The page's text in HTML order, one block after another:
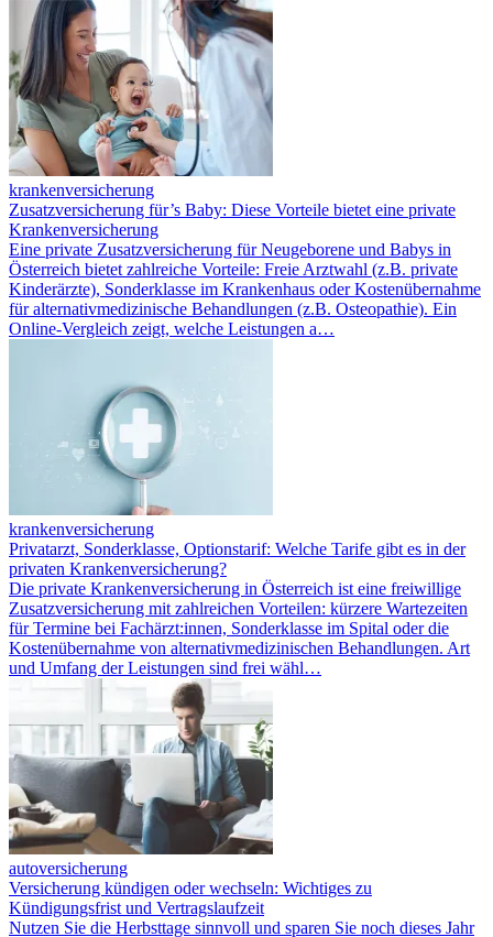
krankenversicherung
Zusatzversicherung für’s Baby: Diese Vorteile bietet eine private
Krankenversicherung
Eine private Zusatzversicherung für Neugeborene und Babys in
Österreich bietet zahlreiche Vorteile: Freie Arztwahl (z.B. private
Kinderärzte), Sonderklasse im Krankenhaus oder Kostenübernahme
für alternativmedizinische Behandlungen (z.B. Osteopathie). Ein
Online-Vergleich zeigt, welche Leistungen a…
krankenversicherung
Privatarzt, Sonderklasse, Optionstarif: Welche Tarife gibt es in der
privaten Krankenversicherung?
Die private Krankenversicherung in Österreich ist eine freiwillige
Zusatzversicherung mit zahlreichen Vorteilen: kürzere Wartezeiten
für Termine bei Fachärzt:innen, Sonderklasse im Spital oder die
Kostenübernahme von alternativmedizinischen Behandlungen. Art
und Umfang der Leistungen sind frei wähl…
autoversicherung
Versicherung kündigen oder wechseln: Wichtiges zu
Kündigungsfrist und Vertragslaufzeit
Nutzen Sie die Herbsttage sinnvoll und sparen Sie noch dieses Jahr